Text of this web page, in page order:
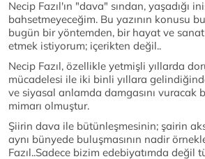
Necip Fazıl'ın "dava" sından, yaşadığı
bahsetmeyeceğim. Bu yazının konusu
bugün bir yöntemden, bir hayat ve
etmek istiyorum; içerikten değil..
Necip Fazıl, özellikle yetmişli yıllarda
mücadelesi ile iki binli yıllara
ve siyasal anlamda damgasını vuracak
mimarı olmuştur.
Şiirin dava ile bütünleşmesinin; şairin
aynı bünyede buluşmasının nadir
Fazıl..Sadece bizim edebiyatımda değil